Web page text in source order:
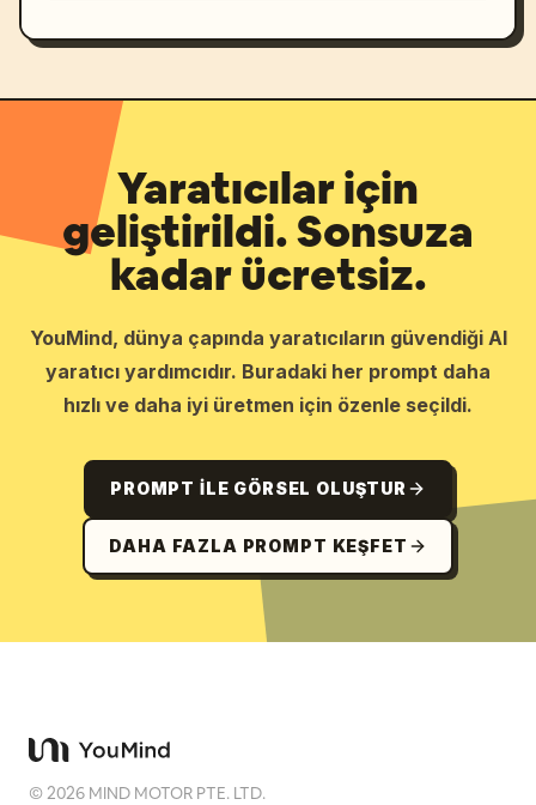
Yaratıcılar için
geliştirildi. Sonsuza
kadar ücretsiz.
YouMind, dünya çapında yaratıcıların güvendiği AI
yaratıcı yardımcıdır. Buradaki her prompt daha
hızlı ve daha iyi üretmen için özenle seçildi.
PROMPT ILE GÖRSEL OLUŞTUR
DAHA FAZLA PROMPT KEŞFET
©2026 MIND MOTOR PTE. LTD.